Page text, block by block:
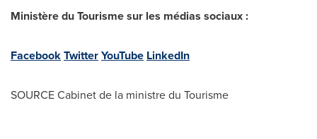
Ministère du Tourisme sur les médias sociaux :
FacebookTwitterYouTube LinkedIn
SOURCE Cabinet de la ministre du Tourisme